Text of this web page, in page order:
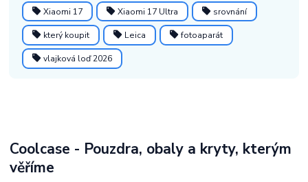
Xiaomi 17 Xiaomi 17 Ultra srovnání
který koupit Leica fotoaparát
vlajková loď 2026
Coolcase - Pouzdra, obaly a kryty, kterým
věříme